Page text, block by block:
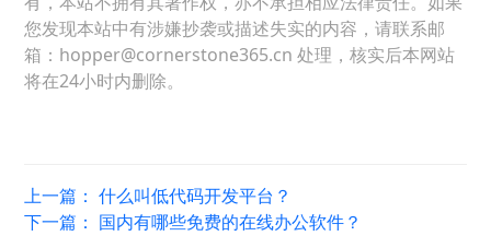
您发现本站中有涉嫌抄袭或描述失实的内容，请联系邮
箱：hopper@cornerstone365.cn 处理，核实后本网站
将在24小时内删除。
上一篇：什么叫低代码开发平台？
下一篇： 国内有哪些免费的在线办公软件？